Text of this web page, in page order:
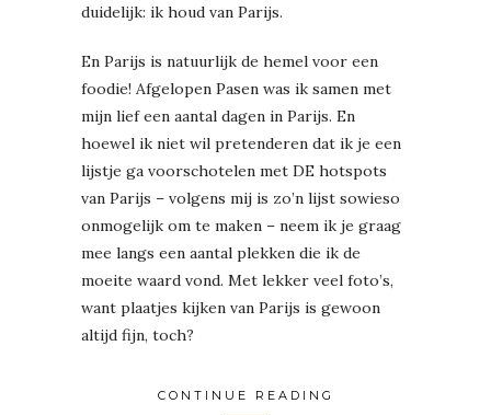
duidelijk: ik houd van Parijs.
En Parijs is natuurlijk de hemel voor een
foodie! Afgelopen Pasen was ik samen met
mijn lief een aantal dagen in Parijs. En
hoewel ik niet wil pretenderen dat ik je een
lijstje ga voorschotelen met DE hotspots
van Parijs – volgens mij is zo’n lijst sowieso
onmogelijk om te maken – neem ik je graag
mee langs een aantal plekken die ik de
moeite waard vond. Met lekker veel foto’s,
want plaatjes kijken van Parijs is gewoon
altijd fijn, toch?
CONTINUE READING